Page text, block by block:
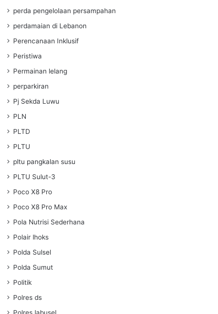
perda pengelolaan persampahan
perdamaian di Lebanon
Perencanaan Inklusif
Peristiwa
Permainan lelang
perparkiran
Pj Sekda Luwu
PLN
PLTD
PLTU
pltu pangkalan susu
PLTU Sulut-3
Poco X8 Pro
Poco X8 Pro Max
Pola Nutrisi Sederhana
Polair lhoks
Polda Sulsel
Polda Sumut
Politik
Polres ds